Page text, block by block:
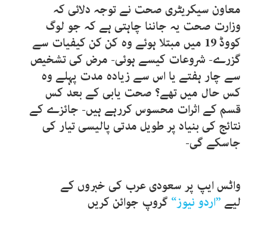
معاون سیکریٹری صحت نے توجہ دلائی کہ
وزارت صحت یہ جاننا چاہتی ہے کہ جو لوگ
کووڈ 19 میں مبتلا ہوئے وہ کن کن کیفیات سے
گزرے- شروعات کیسے ہوئی- مرض کی تشخیص
سے چار ہفتے یا اس سے زیادہ مدت پہلے وہ
کس حال میں تھے؟ صحت یابی کے بعد کس
قسم کے اثرات محسوس کررہے ہیں- جائزے کے
نتائج کی بنیاد پر طویل مدتی پالیسی تیار کی
جاسکے گی-
واٹس ایپ پر سعودی عرب کیخبروں کے
لیے”اردو نیوز“گروپ جوائن کریں